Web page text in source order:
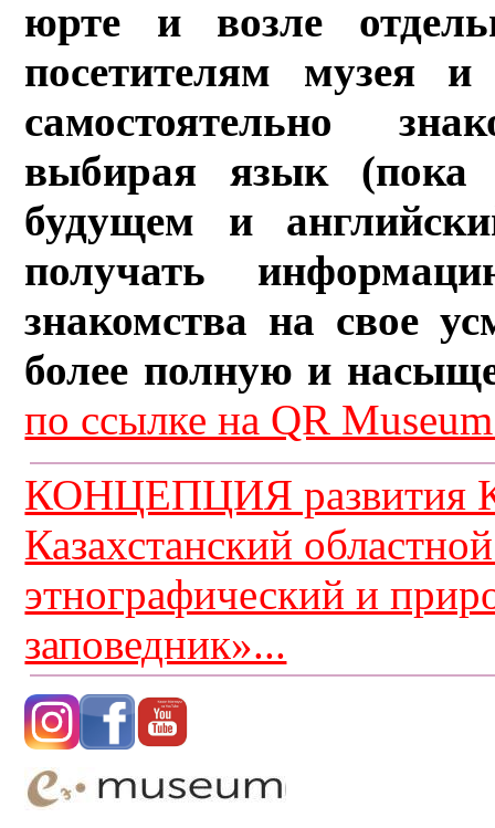
юрте и возле
посетителям музея и
самостоятельно
выбирая язык (пока
будущем и
получать
знакомства на свое
более полную и
по ссылке на QR
КОНЦЕПЦИЯ развития
Казахстанский
этнографический и
заповедник»...